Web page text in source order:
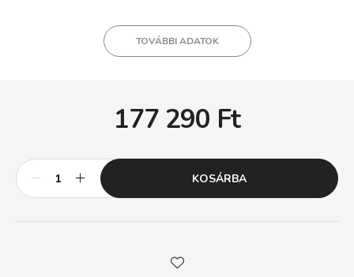
TOVÁBBI ADATOK
177 290 Ft
KOSÁRBA